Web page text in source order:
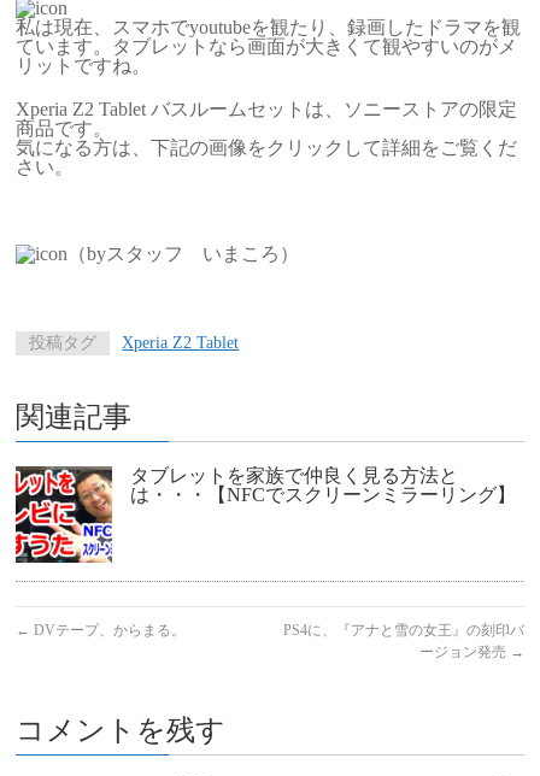
私は現在、スマホでyoutubeを観たり、録画したドラマを観
ています。タブレットなら画面が大きくて観やすいのがメ
リットですね。
Xperia Z2 Tablet バスルームセットは、ソニーストアの限定
商品です。
気になる方は、下記の画像をクリックして詳細をご覧くだ
さい。
（byスタッフ いまころ）
投稿タグ Xperia Z2 Tablet
関連記事
タブレットを家族で仲良く見る方法と
は・・・【NFCでスクリーンミラーリング】
← DVテープ、からまる。
PS4に、『アナと雪の女王』の刻印バ
ージョン発売 →
コメントを残す